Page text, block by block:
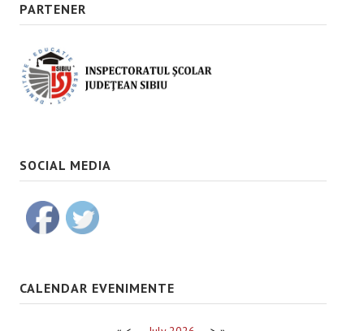
PARTENER
SOCIAL MEDIA
CALENDAR EVENIMENTE